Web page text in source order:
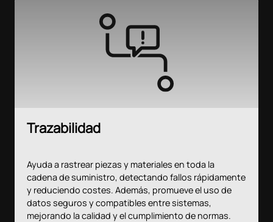
Trazabilidad
Ayuda a rastrear piezas y materiales en toda la
cadena de suministro, detectando fallos rápidamente
y reduciendo costes. Además, promueve el uso de
datos seguros y compatibles entre sistemas,
mejorando la calidad y el cumplimiento de normas.